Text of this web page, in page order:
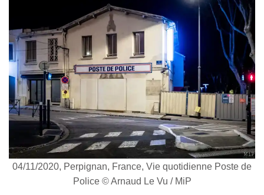
04/11/2020, Perpignan, France, Vie quotidienne Poste de
Police © Arnaud Le Vu / MiP